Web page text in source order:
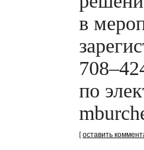
в
по
[оставить